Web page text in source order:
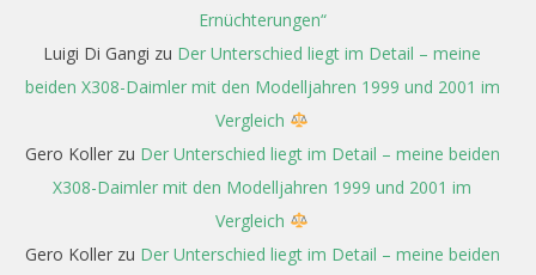
Ernüchterungen“
Luigi Di Gangi zu Der Unterschied liegt im Detail – meine
beiden X308-Daimler mit den Modelljahren 1999 und 2001 im
Vergleich
Gero Kollerzu Der Unterschied liegt im Detail – meine beiden
X308-Daimler mit den Modelljahren 1999 und 2001 im
Vergleich
Gero Kollerzu Der Unterschied liegt im Detail – meine beiden